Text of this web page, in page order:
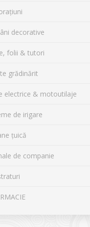
decorative
folii & tutori
grădinărit
electrice & motoutilaje
de irigare
țuică
de companie